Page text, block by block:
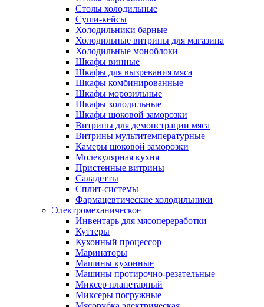
Столы холодильные
Суши-кейсы
Холодильники барные
Холодильные витрины для магазина
Холодильные моноблоки
Шкафы винные
Шкафы для вызревания мяса
Шкафы комбинированные
Шкафы морозильные
Шкафы холодильные
Шкафы шоковой заморозки
Витрины для демонстрации мяса
Витрины мультитемпературные
Камеры шоковой заморозки
Молекулярная кухня
Пристенные витрины
Саладетты
Сплит-системы
Фармацевтические холодильники
Электромеханическое
Инвентарь для мясопереработки
Куттеры
Кухонный процессор
Маринаторы
Машины кухонные
Машины протирочно-резательные
Миксер планетарный
Миксеры погружные